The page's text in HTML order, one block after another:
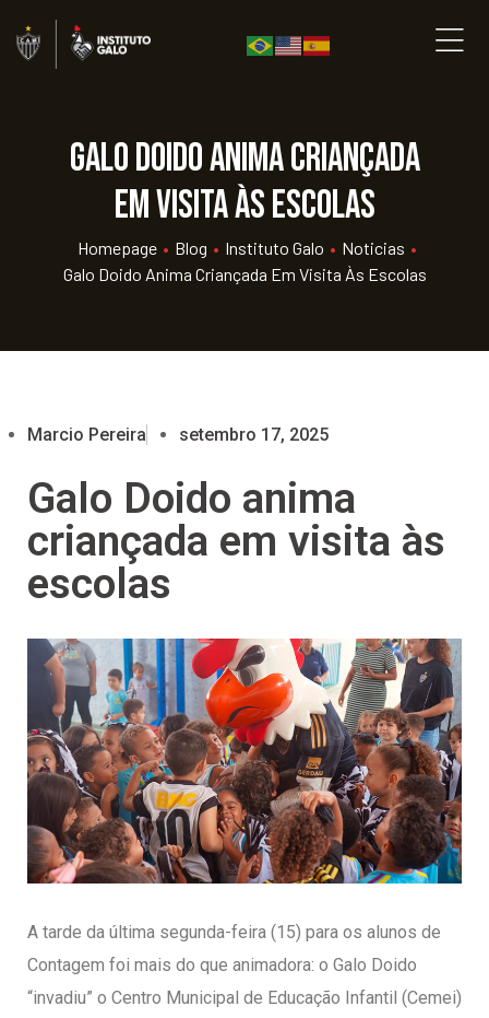
Galo Doido anima criançada
em visita às escolas
Homepage • Blog • Instituto Galo • Noticias •
Galo Doido Anima Criançada Em Visita Às Escolas
Marcio Pereira setembro 17, 2025
Galo Doido anima
criançada em visita às
escolas
A tarde da última segunda-feira (15) para os alunos de
Contagem foi mais do que animadora: o Galo Doido
“invadiu” o Centro Municipal de Educação Infantil (Cemei)